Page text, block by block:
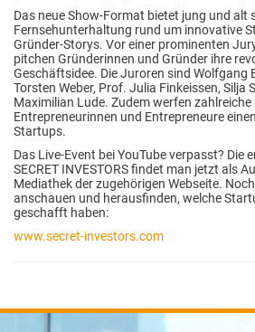
Das neue Show-Format bietet jung und alt
Fernsehunterhaltung rund um innovative
Gründer-Storys. Vor einer prominenten
pitchen Gründerinnen und Gründer ihre
Geschäftsidee. Die Juroren sind Wolfgang
Torsten Weber, Prof. Julia Finkeissen, Silja
Maximilian Lude. Zudem werfen
Entrepreneurinnen und Entrepreneure
Startups.
Das Live-Event bei YouTube verpasst? Die
SECRET INVESTORS findet man jetzt als
Mediathek der zugehörigen Webseite.
anschauen und herausfinden, welche
geschafft haben:
www.secret-investors.com